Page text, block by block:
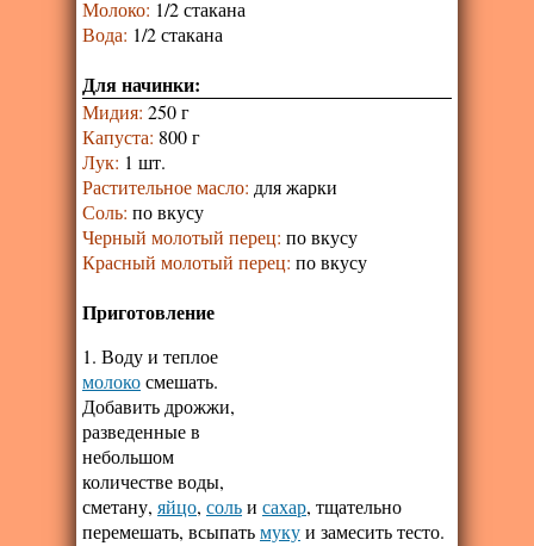
Молоко: 1/2 стакана
Вода: 1/2 стакана
Для начинки:
Мидия: 250 г
Капуста: 800 г
Лук: 1 шт.
Растительное масло: для жарки
Соль: по вкусу
Черный молотый перец: по вкусу
Красный молотый перец: по вкусу
Приготовление
1. Воду и теплое
молокосмешать.
Добавить дрожжи,
разведенные в
небольшом
количестве воды,
сметану, яйцо, сольи сахар, тщательно
перемешать, всыпатьмукуи замесить тесто.